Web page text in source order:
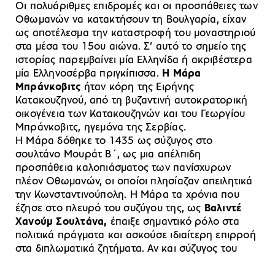
Οι πολυάριθμες επιδρομές και οι προσπάθειες των
Οθωμανών να κατακτήσουν τη Βουλγαρία, είχαν
ως αποτέλεσμα την καταστροφή του μοναστηριού
στα μέσα του 15ου αιώνα. Σ’ αυτό το σημείο της
ιστορίας παρεμβαίνει μία Ελληνίδα ή ακριβέστερα
μία Ελληνοσέρβα πριγκίπισσα. Η Μάρα
Μπράνκοβιτς ήταν κόρη της Ειρήνης
Κατακουζηνού, από τη βυζαντινή αυτοκρατορική
οικογένεια των Κατακουζηνών και του Γεωργίου
Μπράνκοβιτς, ηγεμόνα της Σερβίας.
Η Μάρα δόθηκε το 1435 ως σύζυγος στο
σουλτάνο Μουράτ Β΄, ως μια απέλπιδη
προσπάθεια καλοπιάσματος των πανίσχυρων
πλέον Οθωμανών, οι οποίοι πλησίαζαν απειλητικά
την Κωνσταντινούπολη. Η Μάρα τα χρόνια που
έζησε στο πλευρό του συζύγου της, ως Βαλιντέ
Χανούμ Σουλτάνα, έπαιξε σημαντικό ρόλο στα
πολιτικά πράγματα και ασκούσε ιδιαίτερη επιρροή
στα διπλωματικά ζητήματα. Αν και σύζυγος του